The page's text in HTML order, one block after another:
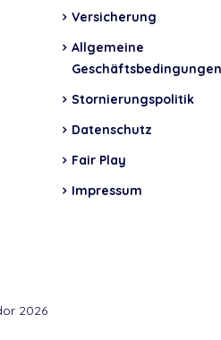
Versicherung
Allgemeine
Geschäftsbedingungen
Stornierungspolitik
Datenschutz
Fair Play
Impressum
2026